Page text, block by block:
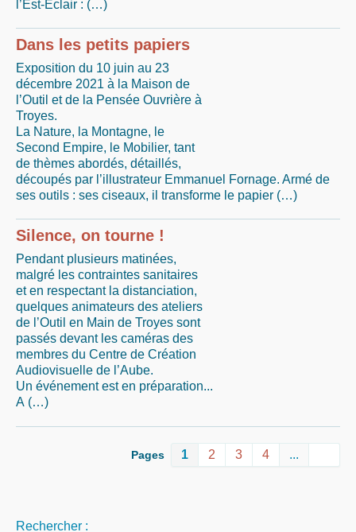
l’Est-Éclair : (…)
Dans les petits papiers
Exposition du 10 juin au 23
décembre 2021 à la Maison de
l’Outil et de la Pensée Ouvrière à
Troyes.
La Nature, la Montagne, le
Second Empire, le Mobilier, tant
de thèmes abordés, détaillés,
découpés par l’illustrateur Emmanuel Fornage. Armé de
ses outils : ses ciseaux, il transforme le papier (…)
Silence, on tourne !
Pendant plusieurs matinées,
malgré les contraintes sanitaires
et en respectant la distanciation,
quelques animateurs des ateliers
de l’Outil en Main de Troyes sont
passés devant les caméras des
membres du Centre de Création
Audiovisuelle de l’Aube.
Un événement est en préparation...
A (…)
Pages 1 2 3 4 ...
Rechercher :